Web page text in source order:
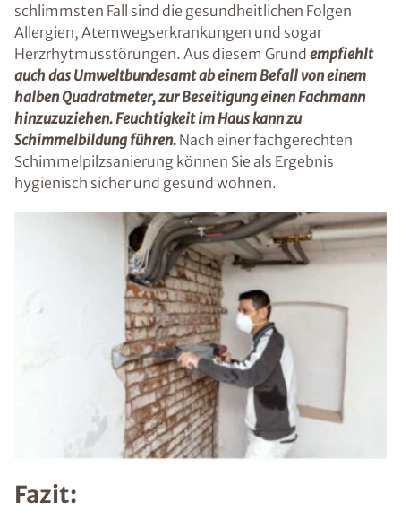
schlimmsten Fall sind die gesundheitlichen Folgen
Allergien, Atemwegserkrankungen und sogar
Herzrhytmusstörungen. Aus diesem Grund empfiehlt
auch das Umweltbundesamt ab einem Befall von einem
halben Quadratmeter, zur Beseitigung einen Fachmann
hinzuzuziehen. Feuchtigkeit im Haus kann zu
Schimmelbildung führen. Nach einer fachgerechten
Schimmelpilzsanierung können Sie als Ergebnis
hygienisch sicher und gesund wohnen.
Fazit: